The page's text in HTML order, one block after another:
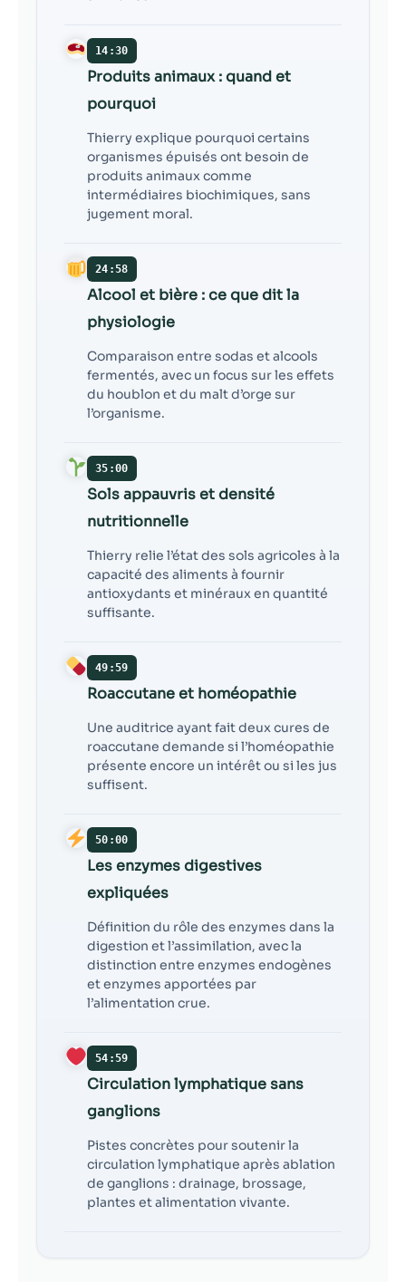
14:30
Produits animaux : quand et
pourquoi
Thierry explique pourquoi certains
organismes épuisés ont besoin de
produits animaux comme
intermédiaires biochimiques, sans
jugement moral.
24:58
Alcool et bière : ce que dit la
physiologie
Comparaison entre sodas et alcools
fermentés, avec un focus sur les effets
du houblon et du malt d’orge sur
l’organisme.
35:00
Sols appauvris et densité
nutritionnelle
Thierry relie l’état des sols agricoles à la
capacité des aliments à fournir
antioxydants et minéraux en quantité
suffisante.
49:59
Roaccutane et homéopathie
Une auditrice ayant fait deux cures de
roaccutane demande si l’homéopathie
présente encore un intérêt ou si les jus
suffisent.
50:00
Les enzymes digestives
expliquées
Définition du rôle des enzymes dans la
digestion et l’assimilation, avec la
distinction entre enzymes endogènes
et enzymes apportées par
l’alimentation crue.
54:59
Circulation lymphatique sans
ganglions
Pistes concrètes pour soutenir la
circulation lymphatique après ablation
de ganglions : drainage, brossage,
plantes et alimentation vivante.